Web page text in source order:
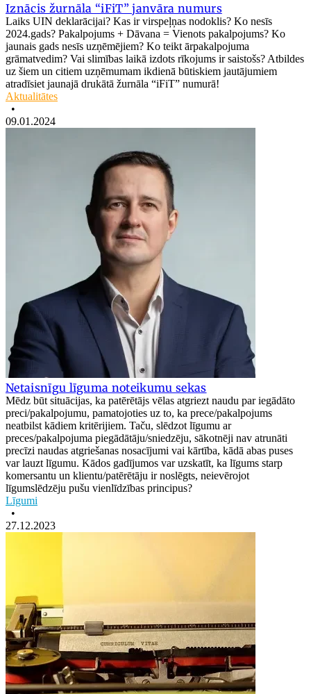
Iznācis žurnāla “iFiT” janvāra numurs
Laiks UIN deklarācijai? Kas ir virspeļņas nodoklis? Ko nesīs
2024.gads? Pakalpojums + Dāvana = Vienots pakalpojums? Ko
jaunais gads nesīs uzņēmējiem? Ko teikt ārpakalpojuma
grāmatvedim? Vai slimības laikā izdots rīkojums ir saistošs? Atbildes
uz šiem un citiem uzņēmumam ikdienā būtiskiem jautājumiem
atradīsiet jaunajā drukātā žurnāla “iFiT” numurā!
Aktualitātes
•
09.01.2024
Netaisnīgu līguma noteikumu sekas
Mēdz būt situācijas, ka patērētājs vēlas atgriezt naudu par iegādāto
preci/pakalpojumu, pamatojoties uz to, ka prece/pakalpojums
neatbilst kādiem kritērijiem. Taču, slēdzot līgumu ar
preces/pakalpojuma piegādātāju/sniedzēju, sākotnēji nav atrunāti
precīzi naudas atgriešanas nosacījumi vai kārtība, kādā abas puses
var lauzt līgumu. Kādos gadījumos var uzskatīt, ka līgums starp
komersantu un klientu/patērētāju ir noslēgts, neievērojot
līgumslēdzēju pušu vienlīdzības principus?
Līgumi
•
27.12.2023